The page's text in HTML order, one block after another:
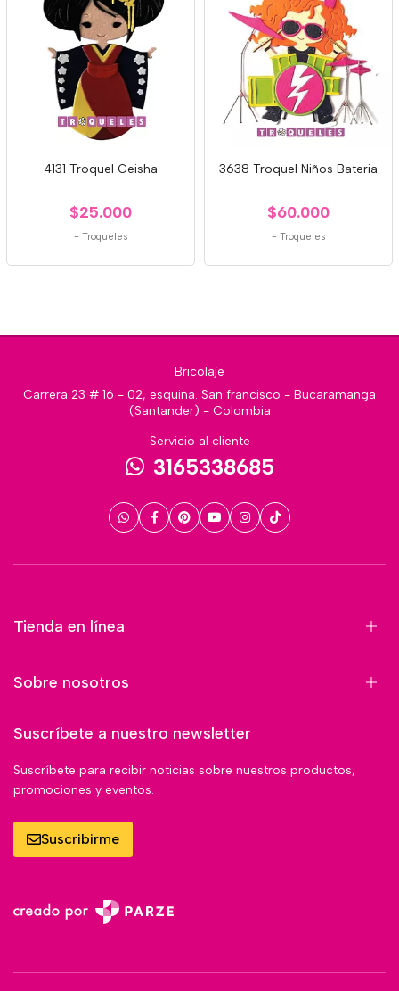
4131 Troquel Geisha
$25.000
- Troqueles
3638 Troquel Niños Bateria
$60.000
- Troqueles
Bricolaje
Carrera 23 # 16 - 02, esquina. San francisco - Bucaramanga
(Santander) - Colombia
Servicio al cliente
3165338685
Tienda en línea
Sobre nosotros
Suscríbete a nuestro newsletter
Suscríbete para recibir noticias sobre nuestros productos,
promociones y eventos.
Suscribirme